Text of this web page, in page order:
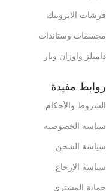
فرشات الايروبيك
مجسمات وستاندات
دامبلز واوزان وبار
روابط مفيدة
الشروط والأحكام
سياسة الخصوصية
سياسة الشحن
سياسة الإرجاع
حماية المشتري